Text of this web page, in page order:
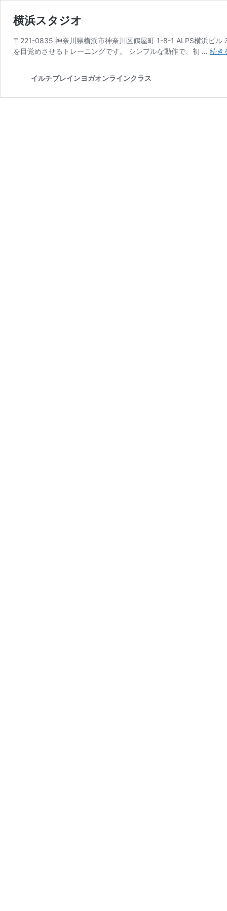
横浜スタジオ
〒221-0835 神奈川県横浜市神奈川区鶴屋町 1-8-1 ALPS横浜ビ
を目覚めさせるトレーニングです。 シンプルな動作で、初 … 続き
イルチブレインヨガオンラインクラス